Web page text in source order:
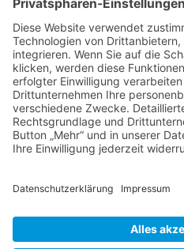
& Godr., Aquilegia
(Boiss.) Fiori, Aquilegia
reuteri var.…Aquilegia
bertolonii
Schott
–
Bertoloni-
Akelei
Liebe Leser! Ihr könnt
informieren lassen,
Wurzerlsgarten
diesem Link und gebt